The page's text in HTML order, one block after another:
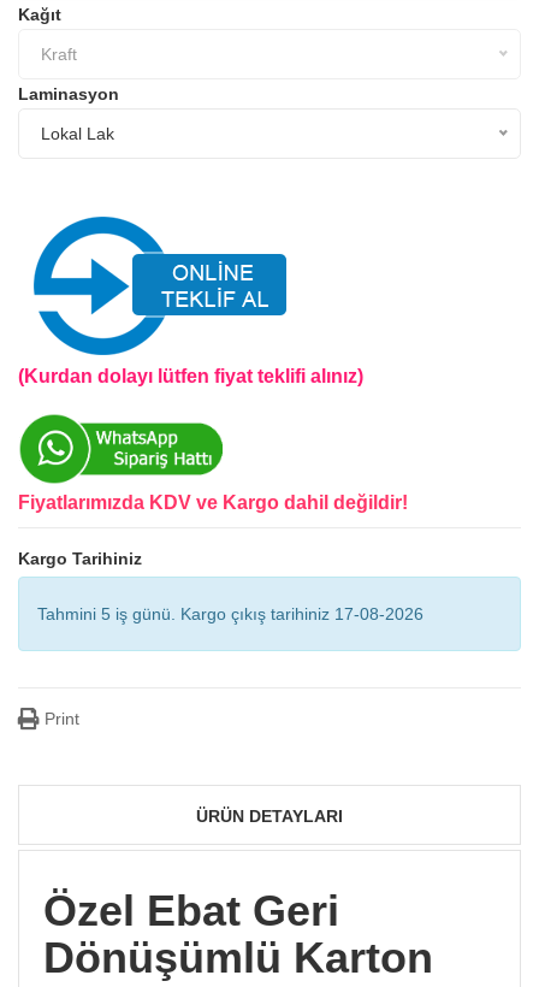
Kağıt
Kraft
Laminasyon
Lokal Lak
(Kurdan dolayı lütfen fiyat teklifi alınız)
Fiyatlarımızda KDV ve Kargo dahil değildir!
Kargo Tarihiniz
Tahmini 5 iş günü. Kargo çıkış tarihiniz 17-08-2026
Print
ÜRÜN DETAYLARI
Özel Ebat Geri
Dönüşümlü Karton